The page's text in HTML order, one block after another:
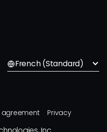
French (Standard)
agreement Privacy